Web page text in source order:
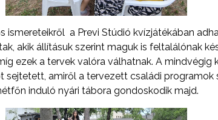
ismereteikről a Previ Stúdió kvízjátékában
akik állításuk szerint maguk is feltalálónak
ezek a tervek valóra válhatnak. A mindvégig
sejtetett, amiről a tervezett családi programok
induló nyári tábora gondoskodik majd.